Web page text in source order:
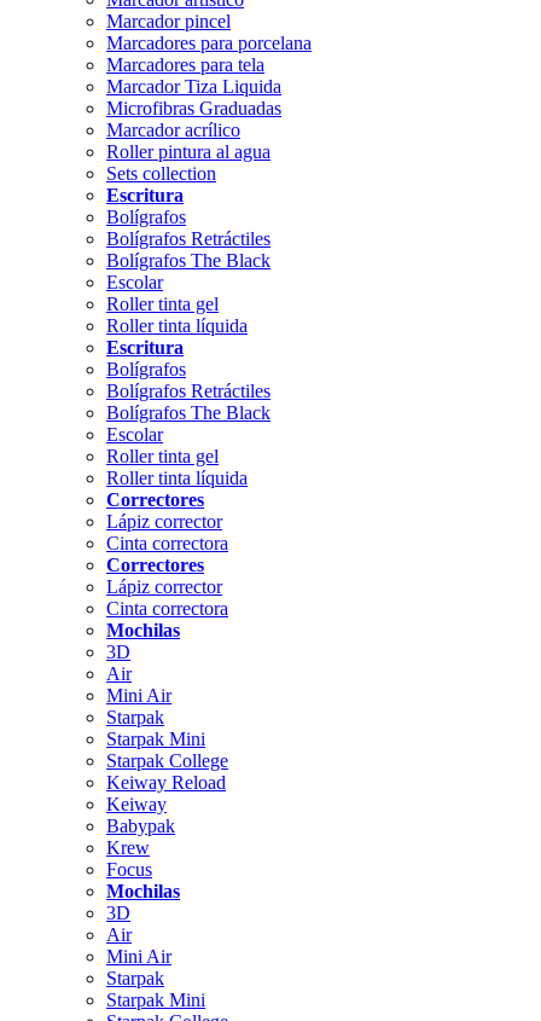
Marcador pincel
Marcadores para porcelana
Marcadores para tela
Marcador Tiza Liquida
Microfibras Graduadas
Marcador acrílico
Roller pintura al agua
Sets collection
Escritura
Bolígrafos
Bolígrafos Retráctiles
Bolígrafos The Black
Escolar
Roller tinta gel
Roller tinta líquida
Escritura
Bolígrafos
Bolígrafos Retráctiles
Bolígrafos The Black
Escolar
Roller tinta gel
Roller tinta líquida
Correctores
Lápiz corrector
Cinta correctora
Correctores
Lápiz corrector
Cinta correctora
Mochilas
3D
Air
Mini Air
Starpak
Starpak Mini
Starpak College
Keiway Reload
Keiway
Babypak
Krew
Focus
Mochilas
3D
Air
Mini Air
Starpak
Starpak Mini